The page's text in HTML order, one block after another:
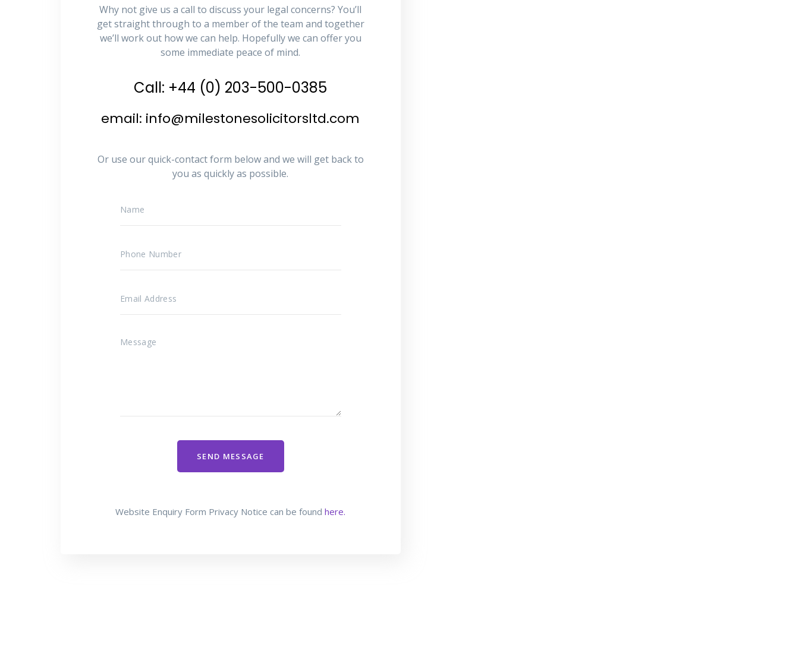
Why not give us a call to discuss your legal concerns? You’ll
get straight through to a member of the team and together
we’ll work out how we can help. Hopefully we can offer you
some immediate peace of mind.
Call: +44 (0) 203-500-0385
email: info@milestonesolicitorsltd.com
Or use our quick-contact form below and we will get back to
you as quickly as possible.
SEND MESSAGE
Website Enquiry Form Privacy Notice can be foundhere.